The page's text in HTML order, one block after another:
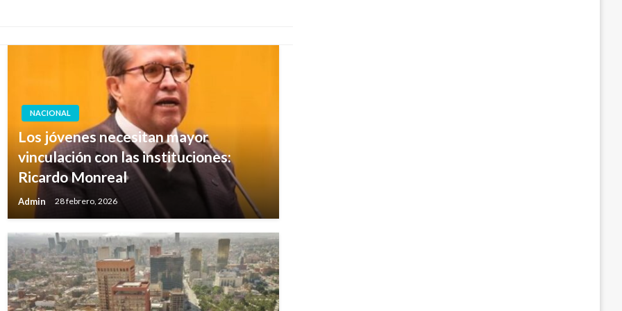
NACIONAL
Los jóvenes necesitan mayor
vinculación con las instituciones:
Ricardo Monreal
Admin 28 febrero, 2026